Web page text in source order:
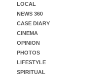
LOCAL
NEWS 360
CASE DIARY
CINEMA
OPINION
PHOTOS
LIFESTYLE
SPIRITUAL